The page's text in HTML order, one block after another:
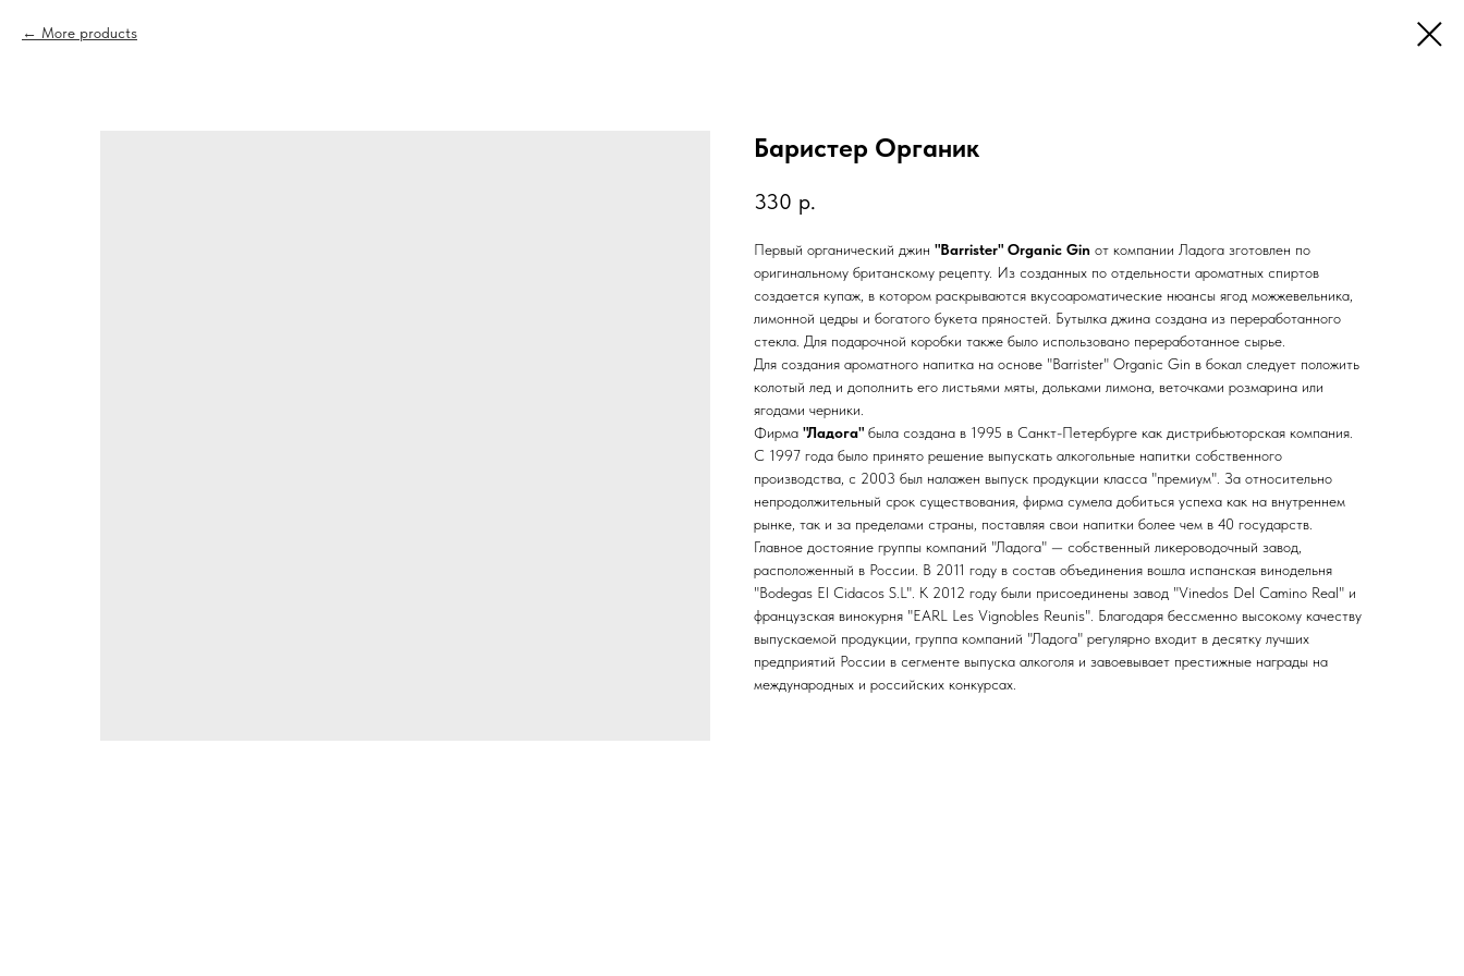
More products
Баристер Органик
330 р.
Первый органический джин "Barrister" Organic Gin от компании Ладога зготовлен по
оригинальному британскому рецепту. Из созданных по отдельности ароматных спиртов
создается купаж, в котором раскрываются вкусоароматические нюансы ягод можжевельника,
лимонной цедры и богатого букета пряностей. Бутылка джина создана из переработанного
стекла. Для подарочной коробки также было использовано переработанное сырье.
Для создания ароматного напитка на основе "Barrister" Organic Gin в бокал следует положить
колотый лед и дополнить его листьями мяты, дольками лимона, веточками розмарина или
ягодами черники.
Фирма "Ладога" была создана в 1995 в Санкт-Петербурге как дистрибьюторская компания.
С 1997 года было принято решение выпускать алкогольные напитки собственного
производства, с 2003 был налажен выпуск продукции класса "премиум". За относительно
непродолжительный срок существования, фирма сумела добиться успеха как на внутреннем
рынке, так и за пределами страны, поставляя свои напитки более чем в 40 государств.
Главное достояние группы компаний "Ладога" — собственный ликероводочный завод,
расположенный в России. В 2011 году в состав объединения вошла испанская винодельня
"Bodegas El Cidacos S.L". К 2012 году были присоединены завод "Vinedos Del Camino Real" и
французская винокурня "EARL Les Vignobles Reunis". Благодаря бессменно высокому качеству
выпускаемой продукции, группа компаний "Ладога" регулярно входит в десятку лучших
предприятий России в сегменте выпуска алкоголя и завоевывает престижные награды на
международных и российских конкурсах.